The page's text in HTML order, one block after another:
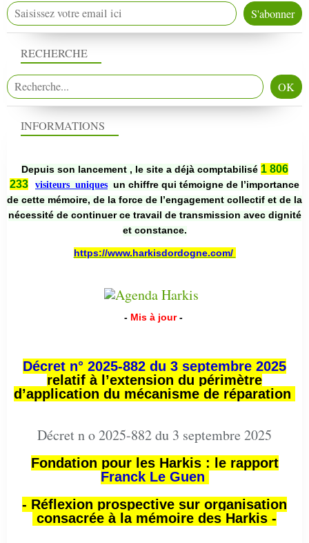
RECHERCHE
INFORMATIONS
Depuis son lancement , le site a déjà comptabilisé 1 806
233
visiteurs uniques un chiffre qui témoigne de l’importance
de cette mémoire, de la force de l’engagement collectif et de la
nécessité de continuer ce travail de transmission avec dignité
et constance.
https://www.harkisdordogne.com/
- Mis à jour -
Décret n° 2025-882 du 3 septembre 2025
relatif à l’extension du périmètre
d’application du mécanisme de réparation
Décret n o 2025-882 du 3 septembre 2025
Fondation pour les Harkis : le rapport
Franck Le Guen
- Réflexion prospective sur organisation
consacrée à la mémoire des Harkis -